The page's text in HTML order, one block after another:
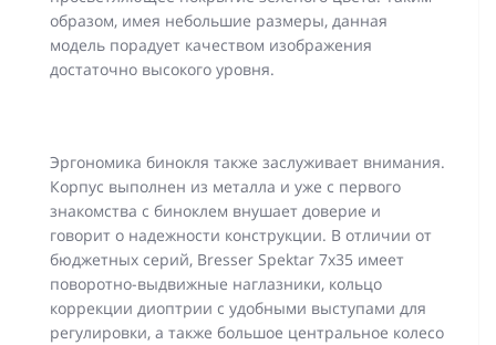
образом, имея небольшие размеры, данная
модель порадует качеством изображения
достаточно высокого уровня.
Эргономика бинокля также заслуживает внимания.
Корпус выполнен из металла и уже с первого
знакомства с биноклем внушает доверие и
говорит о надежности конструкции. В отличии от
бюджетных серий, Bresser Spektar 7x35 имеет
поворотно-выдвижные наглазники, кольцо
коррекции диоптрии с удобными выступами для
регулировки, а также большое центральное колесо